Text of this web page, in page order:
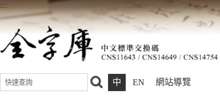
:::
中 EN 網站導覽